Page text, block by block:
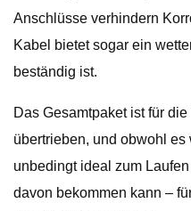
Anschlüsse verhindern
Kabel bietet sogar ein
beständig ist.
Das Gesamtpaket ist für
übertrieben, und obwohl es
unbedingt ideal zum
davon bekommen kann –